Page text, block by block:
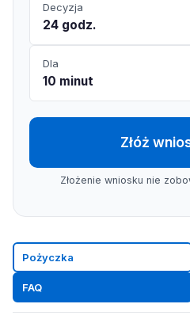
Decyzja
24 godz.
Dla
10 minut
Złóż
Złożenie wniosku nie
Pożyczka
FAQ